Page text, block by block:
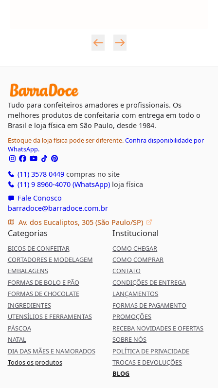
Tudo para confeiteiros amadores e profissionais. Os
melhores produtos de confeitaria com entrega em todo o
Brasil e loja física em São Paulo, desde 1984.
Estoque da loja física pode ser diferente.Confira disponibilidade por
WhatsApp.
(11) 3578 0449compras no site
(11) 9 8960-4070 (WhatsApp)loja física
Fale Conosco
barradoce@barradoce.com.br
Av. dos Eucaliptos, 305 (São Paulo/SP)
Categorias
BICOS DE CONFEITAR
CORTADORES E MODELAGEM
EMBALAGENS
FORMAS DE BOLO E PÃO
FORMAS DE CHOCOLATE
INGREDIENTES
UTENSÍLIOS E FERRAMENTAS
PÁSCOA
NATAL
DIA DAS MÃES E NAMORADOS
Todos os produtos
Institucional
COMO CHEGAR
COMO COMPRAR
CONTATO
CONDIÇÕES DE ENTREGA
LANÇAMENTOS
FORMAS DE PAGAMENTO
PROMOÇÕES
RECEBA NOVIDADES E OFERTAS
SOBRE NÓS
POLÍTICA DE PRIVACIDADE
TROCAS E DEVOLUÇÕES
BLOG